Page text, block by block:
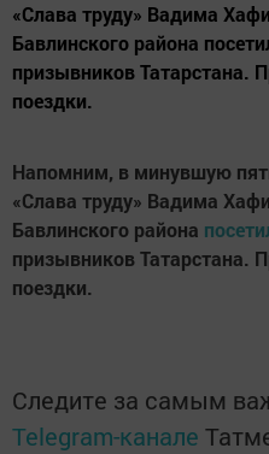
«Слава труду» Вадима
Бавлинского района
призывников Татарстана.
поездки.
Напомним, в минувшую
«Слава труду» Вадима
Бавлинского района
призывников Татарстана.
поездки.
Следите за самым
Telegram-канале